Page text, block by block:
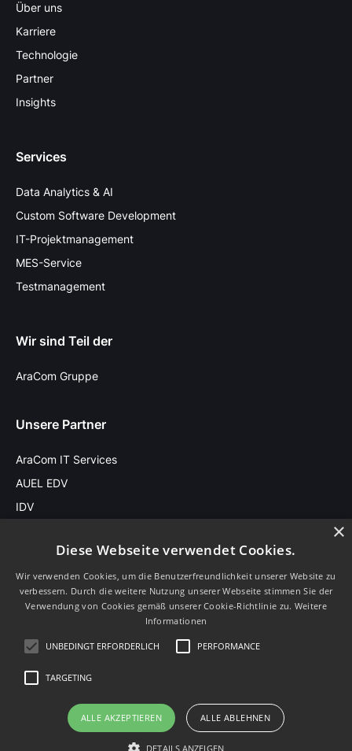
Sprache
Über uns
Karriere
Technologie
Partner
Insights
Services
Data Analytics & AI
Custom Software Development
IT-Projektmanagement
MES-Service
Testmanagement
Wir sind Teil der
AraCom Gruppe
Unsere Partner
AraCom IT Services
AUEL EDV
IDV
Impressum
Datenschutz
×
Diese Webseite verwendet Cookies.
Wir verwenden Cookies, um die Benutzerfreundlichkeit unserer Website zu
verbessern. Durch die weitere Nutzung unserer Webseite stimmen Sie der
Verwendung von Cookies gemäß unserer Cookie-Richtlinie zu. Weitere
Informationen
UNBEDINGT ERFORDERLICH PERFORMANCE
TARGETING
ALLE AKZEPTIEREN ALLE ABLEHNEN
DETAILS ANZEIGEN